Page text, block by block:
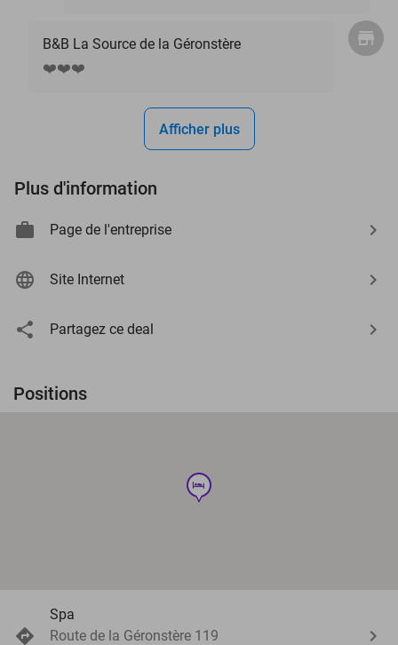
B&B La Source de la Géronstère
❤️❤️❤️
Afficher plus
Plus d'information
Page de l'entreprise
Site Internet
Partagez ce deal
Positions
hotel
Spa
Route de la Géronstère 119